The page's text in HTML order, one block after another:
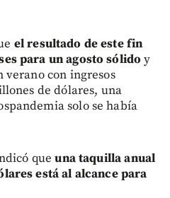
el resultado de este fin
para un agosto sólido y
con ingresos
de dólares, una
solo se había
queuna taquilla anual
está al alcance para